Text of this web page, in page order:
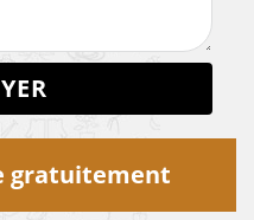
gratuitement